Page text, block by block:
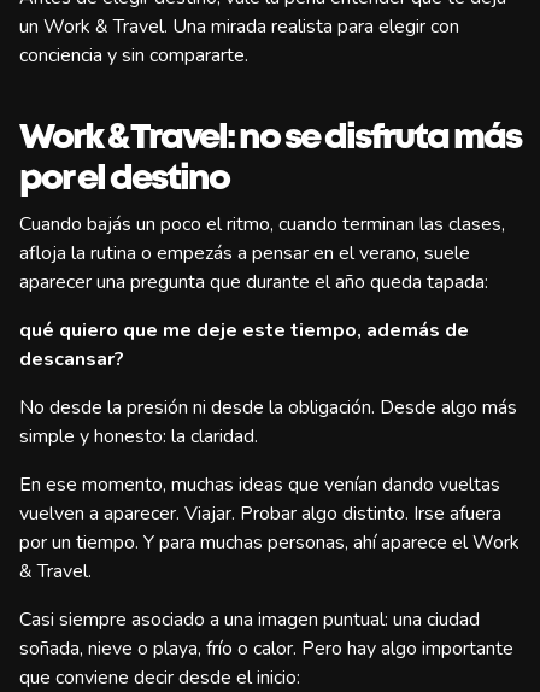
un Work & Travel. Una mirada realista para elegir con
conciencia y sin compararte.
Work & Travel: no se disfruta más
por el destino
Cuando bajás un poco el ritmo, cuando terminan las clases,
afloja la rutina o empezás a pensar en el verano, suele
aparecer una pregunta que durante el año queda tapada:
qué quiero que me deje este tiempo, además de
descansar?
No desde la presión ni desde la obligación. Desde algo más
simple y honesto: la claridad.
En ese momento, muchas ideas que venían dando vueltas
vuelven a aparecer. Viajar. Probar algo distinto. Irse afuera
por un tiempo. Y para muchas personas, ahí aparece el Work
& Travel.
Casi siempre asociado a una imagen puntual: una ciudad
soñada, nieve o playa, frío o calor. Pero hay algo importante
que conviene decir desde el inicio: